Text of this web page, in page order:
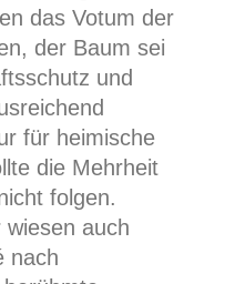
das Votum der
der Baum sei
und
für heimische
die Mehrheit
folgen.
auch
nach